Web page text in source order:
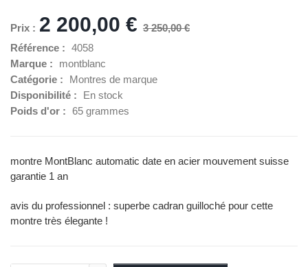
Prix : 2 200,00 € 3 250,00 €
Référence : 4058
Marque :
montblanc
Catégorie :
Montres de marque
Disponibilité :
En stock
Poids d'or : 65 grammes
montre MontBlanc automatic date en acier mouvement suisse
garantie 1 an
avis du professionnel : superbe cadran guilloché pour cette
montre très élegante !